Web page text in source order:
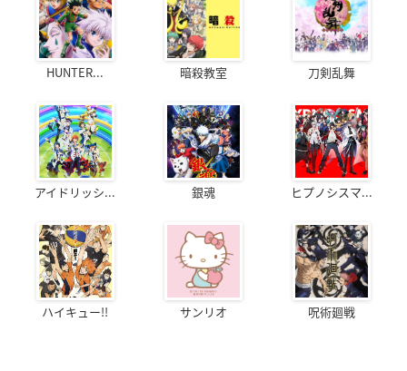
HUNTER... 暗殺教室 刀剣乱舞
アイドリッシ... 銀魂 ヒプノシスマ...
ハイキュー!! サンリオ 呪術廻戦